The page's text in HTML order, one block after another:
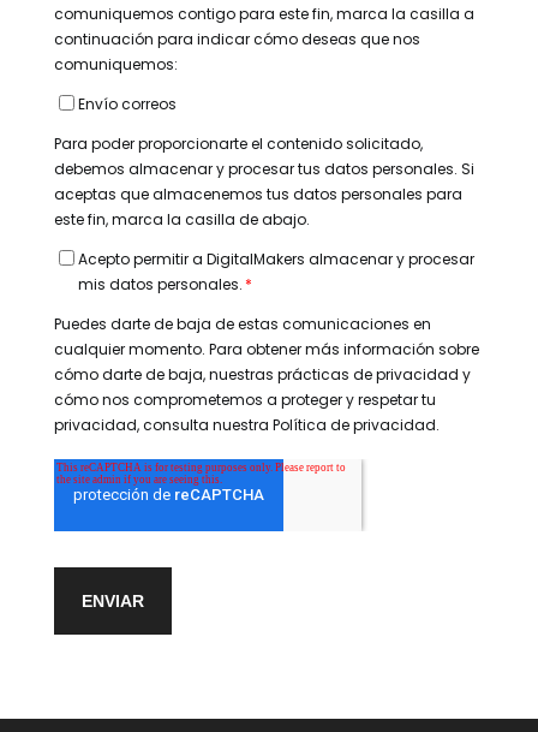
comuniquemos contigo para este fin, marca la casilla a
continuación para indicar cómo deseas que nos
comuniquemos:
Envío correos
Para poder proporcionarte el contenido solicitado,
debemos almacenar y procesar tus datos personales. Si
aceptas que almacenemos tus datos personales para
este fin, marca la casilla de abajo.
Acepto permitir a DigitalMakers almacenar y procesar
mis datos personales. *
Puedes darte de baja de estas comunicaciones en
cualquier momento. Para obtener más información sobre
cómo darte de baja, nuestras prácticas de privacidad y
cómo nos comprometemos a proteger y respetar tu
privacidad, consulta nuestra Política de privacidad.